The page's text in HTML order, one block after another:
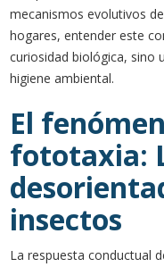
mecanismos evolutivos
hogares, entender este
curiosidad biológica, sino
higiene ambiental.
El
fototaxia:
insectos
La respuesta conductual